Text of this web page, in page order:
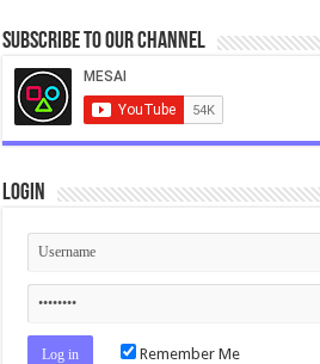
Subscribe to our Channel
Login
Remember Me